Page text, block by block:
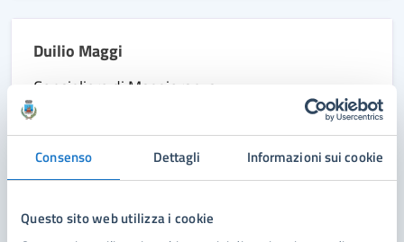
Consenso Dettagli Informazioni sui cookie
Questo sito web utilizza i cookie
Duilio Maggi
Consigliere di Maggioranza
Alberto Mattugini
Consigliere di Maggioranza